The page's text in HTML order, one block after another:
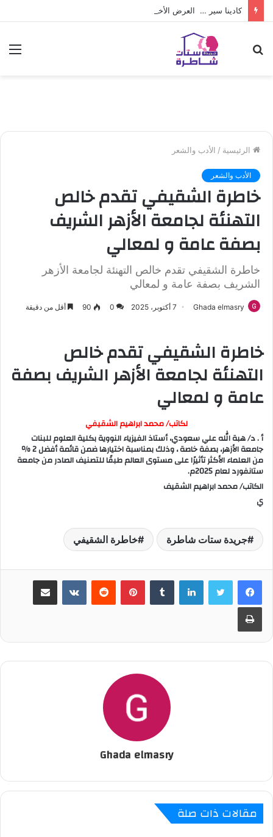
كادينا سير … العرض الأخير من ريال مدريد لـ فينيسوس جونيور
الرئيسية / الأدب والشعر
الأدب والشعر
خاطرة الشقيفي تقدم خالص
التهنئة لجامعة الأزهر الشريف
بصفة عامة و لمعالي
خاطرة الشقيفي تقدم خالص التهنئة لجامعة الأزهر
الشريف بصفة عامة و لمعالي
Ghada elmasry 7 أكتوبر، 2025 0
90 أقل من دقيقة
خاطرة الشقيفي تقدم خالص
التهنئة لجامعة الأزهر الشريف بصفة
عامة و لمعالي
لكاتب/ محمد ابراهيم الشقيفي
أ . د/ هبة الله علي سعودي، أستاذ الفيزياء النووية بكلية العلوم للبنات
جامعة الأزهر، بصفة خاصة ، وذلك بمناسبة اختيارها ضمن قائمة أفضل 2 ٪
من العلماء الأكثر تأثيرًا على مستوى العالم طبقًا للتصنيف الصادر من جامعة
ستانفورد لعام 2025م.
الكاتب/ محمد ابراهيم الشقيف
ي
جريدة ستات شاطرة خاطرة الشقيفي
لينكدإن بينتيريست
Ghada elmasry
مقالات ذات صلة